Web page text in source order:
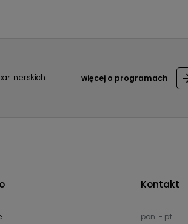
więcej o programach
Kontakt
pon. - pt.